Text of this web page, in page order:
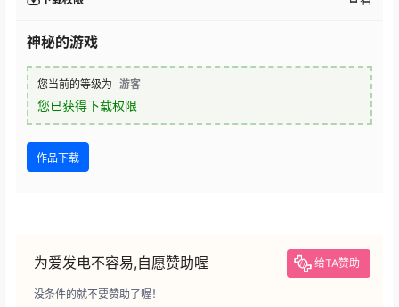
神秘的游戏
您当前的等级为 游客
您已获得下载权限
作品下载
为爱发电不容易,自愿赞助喔 给TA赞助
没条件的就不要赞助了喔！